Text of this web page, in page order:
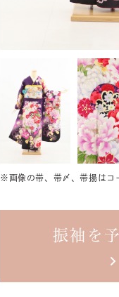
※画像の帯、帯〆、帯揚は コ
振袖を